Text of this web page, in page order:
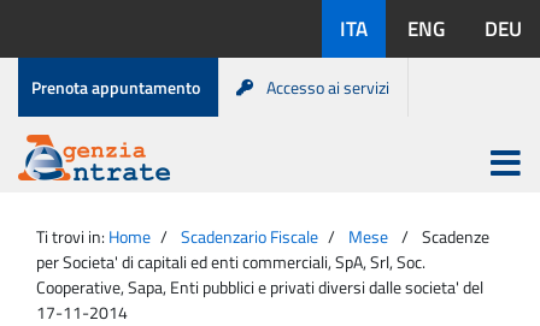
contenuto
disponibili:
ITA ENG DEU
Menu
di
servizio
Prenota appuntamento Accesso ai servizi
Agenzia
Entrate
Apri
menu
principale
Ti trovi in: Home Scadenzario Fiscale Mese
Scadenze
per Societa' di capitali ed enti commerciali, SpA, Srl, Soc.
Cooperative, Sapa, Enti pubblici e privati diversi dalle societa' del
17-11-2014